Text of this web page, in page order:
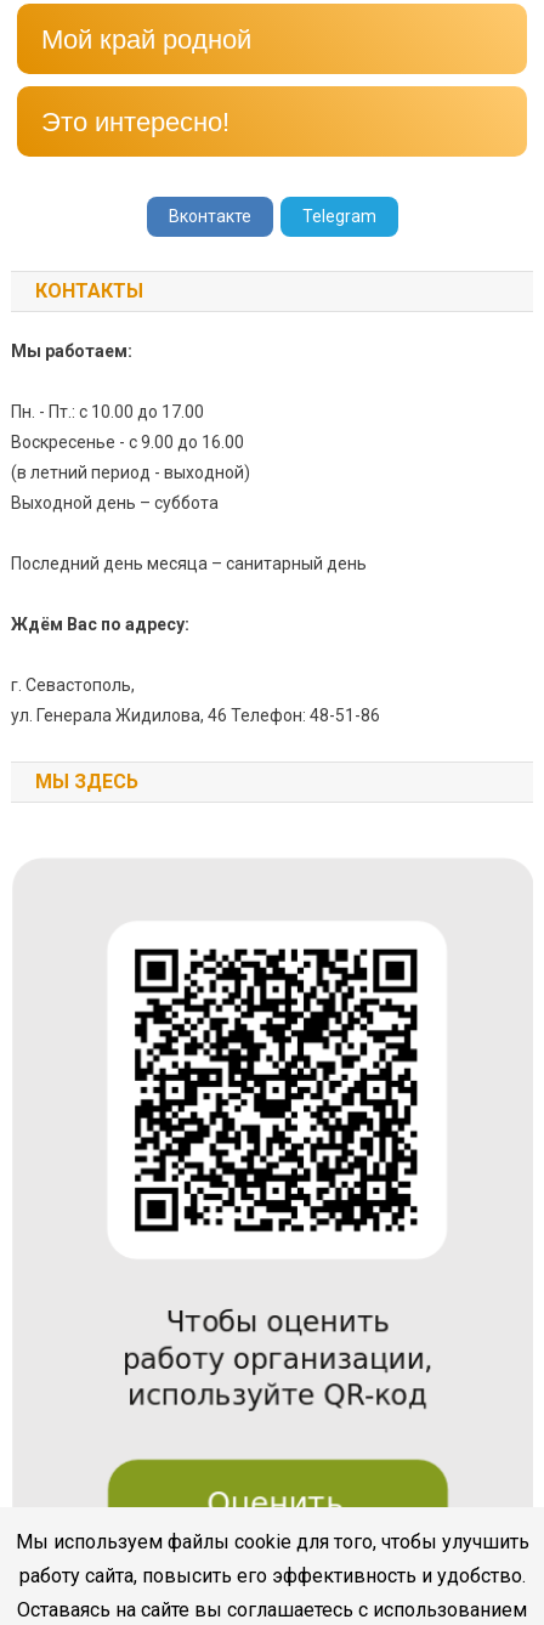
Мой край родной
Это интересно!
Вконтакте Telegram
КОНТАКТЫ
Мы работаем:
Пн. - Пт.: с 10.00 до 17.00
Воскресенье - с 9.00 до 16.00
(в летний период - выходной)
Выходной день – суббота
Последний день месяца – санитарный день
Ждём Вас по адресу:
г. Севастополь,
ул. Генерала Жидилова, 46 Телефон: 48-51-86
МЫ ЗДЕСЬ
Мы используем файлы cookie для того, чтобы улучшить
работу сайта, повысить его эффективность и удобство.
Оставаясь на сайте вы соглашаетесь с использованием